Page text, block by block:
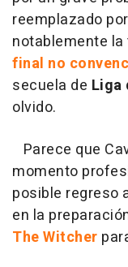
reemplazado
notablemente
final no
secuela de Liga
olvido.
Parece que
momento
posible regreso
en la
The Witcher